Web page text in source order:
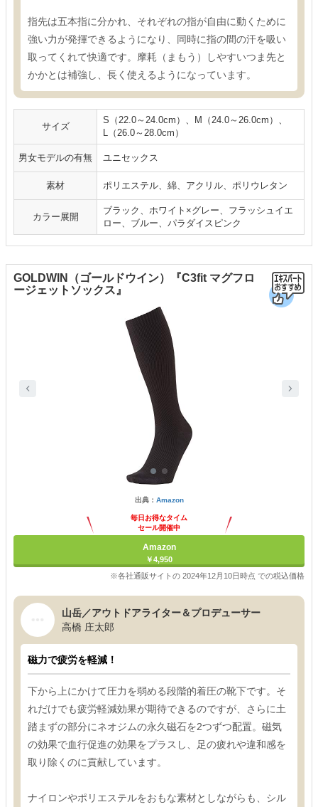
指先は五本指に分かれ、それぞれの指が自由に動くために
強い力が発揮できるようになり、同時に指の間の汗を吸い
取ってくれて快適です。摩耗（まもう）しやすいつま先と
かかとは補強し、長く使えるようになっています。
サイズ
S（22.0～24.0cm）、M（24.0～26.0cm）、
L（26.0～28.0cm）
男女モデルの有無 ユニセックス
素材 ポリエステル、綿、アクリル、ポリウレタン
カラー展開
ブラック、ホワイト×グレー、フラッシュイエ
ロー、ブルー、パラダイスピンク
GOLDWIN（ゴールドウイン）『C3fit マグフロ
ージェットソックス』
出典： Amazon
毎日お得なタイム
セール開催中
Amazon
￥4,950
※各社通販サイトの 2024年12月10日時点 での税込価格
山岳／アウトドアライター＆プロデューサー
高橋 庄太郎
磁力で疲労を軽減！
下から上にかけて圧力を弱める段階的着圧の靴下です。そ
れだけでも疲労軽減効果が期待できるのですが、さらに土
踏まずの部分にネオジムの永久磁石を2つずつ配置。磁気
の効果で血行促進の効果をプラスし、足の疲れや違和感を
取り除くのに貢献しています。
ナイロンやポリエステルをおもな素材としながらも、シル